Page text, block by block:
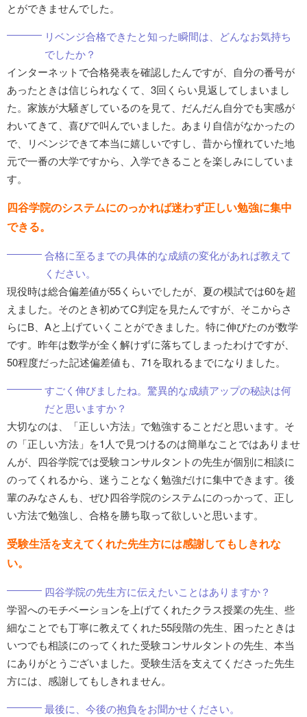
とができませんでした。
リベンジ合格できたと知った瞬間は、どんなお気持ち
でしたか？
インターネットで合格発表を確認したんですが、自分の番号が
あったときは信じられなくて、3回くらい見返してしまいまし
た。家族が大騒ぎしているのを見て、だんだん自分でも実感が
わいてきて、喜びで叫んでいました。あまり自信がなかったの
で、リベンジできて本当に嬉しいですし、昔から憧れていた地
元で一番の大学ですから、入学できることを楽しみにしていま
す。
四谷学院のシステムにのっかれば迷わず正しい勉強に集中
できる。
合格に至るまでの具体的な成績の変化があれば教えて
ください。
現役時は総合偏差値が55くらいでしたが、夏の模試では60を超
えました。そのとき初めてC判定を見たんですが、そこからさ
らにB、Aと上げていくことができました。特に伸びたのが数学
です。昨年は数学が全く解けずに落ちてしまったわけですが、
50程度だった記述偏差値も、71を取れるまでになりました。
すごく伸びましたね。驚異的な成績アップの秘訣は何
だと思いますか？
大切なのは、「正しい方法」で勉強することだと思います。そ
の「正しい方法」を1人で見つけるのは簡単なことではありませ
んが、四谷学院では受験コンサルタントの先生が個別に相談に
のってくれるから、迷うことなく勉強だけに集中できます。後
輩のみなさんも、ぜひ四谷学院のシステムにのっかって、正し
い方法で勉強し、合格を勝ち取って欲しいと思います。
受験生活を支えてくれた先生方には感謝してもしきれな
い。
四谷学院の先生方に伝えたいことはありますか？
学習へのモチベーションを上げてくれたクラス授業の先生、些
細なことでも丁寧に教えてくれた55段階の先生、困ったときは
いつでも相談にのってくれた受験コンサルタントの先生、本当
にありがとうございました。受験生活を支えてくださった先生
方には、感謝してもしきれません。
最後に、今後の抱負をお聞かせください。